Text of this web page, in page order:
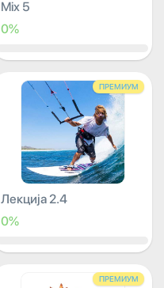
Mix 5
0%
ПРЕМИУМ
Лекција 2.4
0%
ПРЕМИУМ